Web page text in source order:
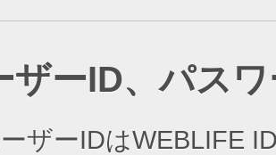
ザーID、パス
ザーIDはWEBLIFE